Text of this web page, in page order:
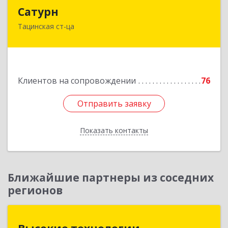
Сатурн
Тацинская ст-ца
Клиентов на сопровождении 76
Отправить заявку
Показать контакты
347060, Ростовская область, Тацинский район,
Отправить заявку
Назад
Ближайшие партнеры из соседних
регионов